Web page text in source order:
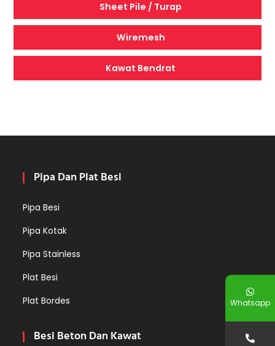
Sheet Pile / Turap
Wiremesh
Kawat Bendrat
Pipa Dan Plat Besi
Pipa Besi
Pipa Kotak
Pipa Stainless
Plat Besi
Plat Bordes
Besi Beton Dan Kawat
Whatsapp